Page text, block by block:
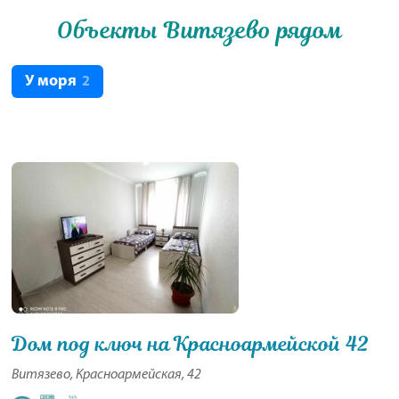
Объекты Витязево рядом
У моря 2
Дом под ключ на Красноармейской 42
Витязево, Красноармейская, 42